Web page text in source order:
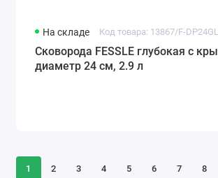
На складе Код товара: 13867/F-DP24GL
Сковорода FESSLE глубокая с
диаметр 24 см, 2.9 л
1 2 3 4 5 6 7 8